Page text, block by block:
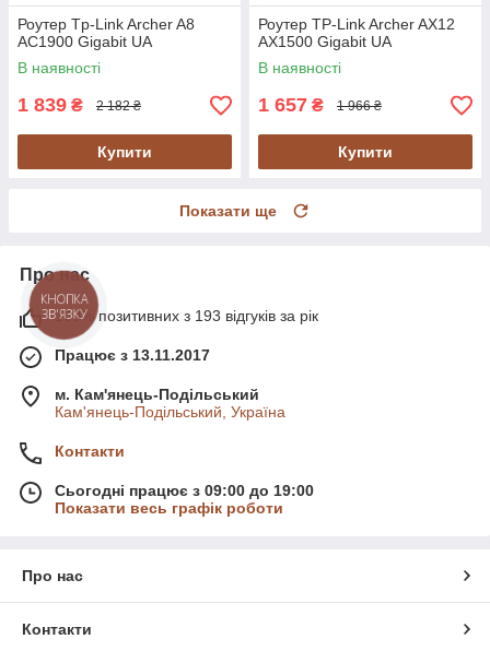
Роутер Tp-Link Archer A8
AC1900 Gigabit UA
В наявності
1 839 ₴ 2 182 ₴
Купити
Роутер TP-Link Archer AX12
AX1500 Gigabit UA
В наявності
1 657 ₴ 1 966 ₴
Купити
Показати ще
Про нас
100% позитивних з 193 відгуків за рік
Працює з 13.11.2017
м. Кам'янець-Подільський
Кам'янець-Подільський, Україна
Контакти
Сьогодні працює з 09:00 до 19:00
Показати весь графік роботи
Про нас
Контакти
КНОПКА
ЗВ'ЯЗКУ